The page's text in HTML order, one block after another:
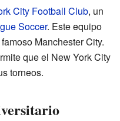
City Football Club, un
Soccer. Este equipo
Manchester City.
que el New York City
torneos.